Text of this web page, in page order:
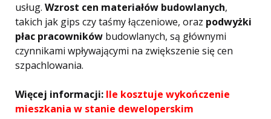
usług. Wzrost cen materiałów budowlanych,
takich jak gips czy taśmy łączeniowe, oraz podwyżki
płac pracowników budowlanych, są głównymi
czynnikami wpływającymi na zwiększenie się cen
szpachlowania.
Więcej informacji: Ile kosztuje wykończenie
mieszkania w stanie deweloperskim